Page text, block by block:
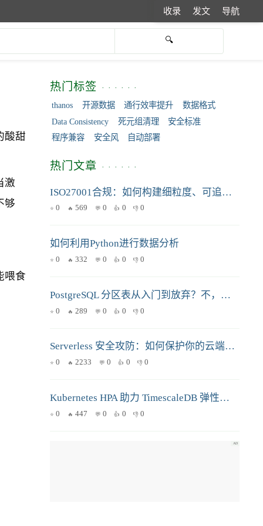
收录 发文 导航
酸甜
激
够
喂食
热门标签
thanos 开源数据 通行效率提升
数据格式
Data Consistency
死元组清理
安全标准
程序兼容
安全风 自动部署
热门文章
ISO27001合规：如何构建细粒度、可追溯的权限审计日志系统？
0 569 0 0 0
如何利用Python进行数据分析
0 332 0 0 0
PostgreSQL 分区表从入门到放弃？不，看这篇就够了！
0 289 0 0 0
Serverless 安全攻防：如何保护你的云端函数？
0 2233 0 0 0
Kubernetes HPA 助力 TimescaleDB 弹性伸缩：应对数据洪流和查询高峰
0 447 0 0 0